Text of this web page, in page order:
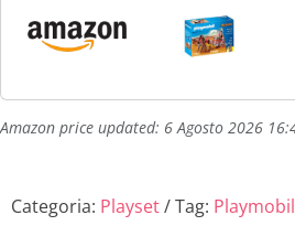
Appassionati di Storia dai 4 Anni
Amazon price updated: 6 Agosto 2026
Categoria: Playset Tag: Playmobil